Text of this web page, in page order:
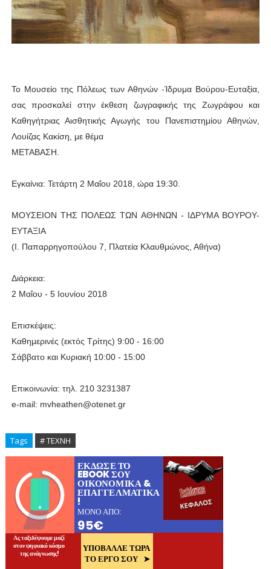
Το Μουσείο της Πόλεως των Αθηνών -Ίδρυμα Βούρου-Ευταξία,
σας προσκαλεί στην έκθεση ζωγραφικής της Ζωγράφου και
Καθηγήτριας Αισθητικής Αγωγής του Πανεπιστημίου Αθηνών,
Λουίζας Κακίση, με θέμα
ΜΕΤΑΒΑΣΗ.
Εγκαίνια: Τετάρτη 2 Μαΐου 2018, ώρα 19:30.
ΜΟΥΣΕΙΟΝ ΤΗΣ ΠΟΛΕΩΣ ΤΩΝ ΑΘΗΝΩΝ - ΙΔΡΥΜΑ ΒΟΥΡΟΥ-
ΕΥΤΑΞΙΑ
(Ι. Παπαρρηγοπούλου 7, Πλατεία Κλαυθμώνος, Αθήνα)
Διάρκεια:
2 Μαΐου - 5 Ιουνίου 2018
Επισκέψεις:
Καθημερινές (εκτός Τρίτης) 9:00 - 16:00
Σάββατο και Κυριακή 10:00 - 15:00
Επικοινωνία: τηλ. 210 3231387
e-mail: mvheathen@otenet.gr
Tags # ΤΕΧΝΗ